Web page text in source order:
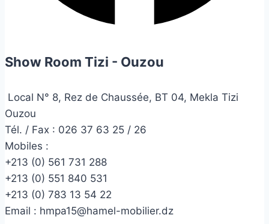
Show Room Tizi - Ouzou
Local N° 8, Rez de Chaussée, BT 04, Mekla Tizi
Ouzou
Tél. / Fax : 026 37 63 25 / 26
Mobiles :
+213 (0) 561 731 288
+213 (0) 551 840 531
+213 (0) 783 13 54 22
Email : hmpa15@hamel-mobilier.dz